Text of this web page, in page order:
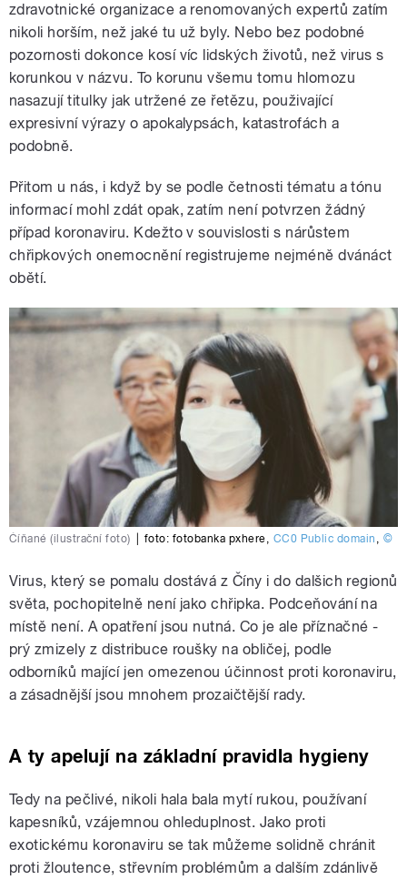
zdravotnické organizace a renomovaných expertů zatím
nikoli horším, než jaké tu už byly. Nebo bez podobné
pozornosti dokonce kosí víc lidských životů, než virus s
korunkou v názvu. To korunu všemu tomu hlomozu
nasazují titulky jak utržené ze řetězu, použivající
expresivní výrazy o apokalypsách, katastrofách a
podobně.
Přitom u nás, i když by se podle četnosti tématu a tónu
informací mohl zdát opak, zatím není potvrzen žádný
případ koronaviru. Kdežto v souvislosti s nárůstem
chřipkových onemocnění registrujeme nejméně dvánáct
obětí.
Číňané (ilustrační foto) foto: fotobanka pxhere, CC0 Public domain , ©
Virus, který se pomalu dostává z Číny i do dalšich regionů
světa, pochopitelně není jako chřipka. Podceňování na
místě není. A opatření jsou nutná. Co je ale příznačné -
prý zmizely z distribuce roušky na obličej, podle
odborníků mající jen omezenou účinnost proti koronaviru,
a zásadnější jsou mnohem prozaičtější rady.
A ty apelují na základní pravidla hygieny
Tedy na pečlivé, nikoli hala bala mytí rukou, používaní
kapesníků, vzájemnou ohleduplnost. Jako proti
exotickému koronaviru se tak můžeme solidně chránit
proti žloutence, střevním problémům a dalším zdánlivě